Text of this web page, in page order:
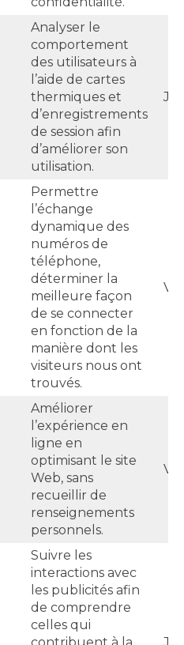
Analyser le
comportement
des utilisateurs à
l’aide de cartes
thermiques et
d’enregistrements
de session afin
d’améliorer son
utilisation.
Permettre
l’échange
dynamique des
numéros de
téléphone,
déterminer la
meilleure façon
de se connecter
en fonction de la
manière dont les
visiteurs nous ont
trouvés.
Améliorer
l’expérience en
ligne en
optimisant le site
Web, sans
recueillir de
renseignements
personnels.
Suivre les
interactions avec
les publicités afin
de comprendre
celles qui